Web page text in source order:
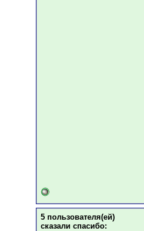
5 пользователя(ей)
сказали cпасибо: